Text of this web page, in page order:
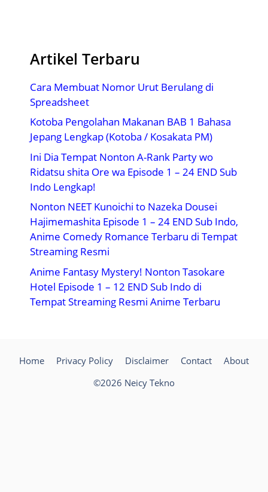
Artikel Terbaru
Cara Membuat Nomor Urut Berulang di
Spreadsheet
Kotoba Pengolahan Makanan BAB 1 Bahasa
Jepang Lengkap (Kotoba / Kosakata PM)
Ini Dia Tempat Nonton A-Rank Party wo
Ridatsu shita Ore wa Episode 1 – 24 END Sub
Indo Lengkap!
Nonton NEET Kunoichi to Nazeka Dousei
Hajimemashita Episode 1 – 24 END Sub Indo,
Anime Comedy Romance Terbaru di Tempat
Streaming Resmi
Anime Fantasy Mystery! Nonton Tasokare
Hotel Episode 1 – 12 END Sub Indo di
Tempat Streaming Resmi Anime Terbaru
Home Privacy Policy Disclaimer Contact
About
©2026 Neicy Tekno